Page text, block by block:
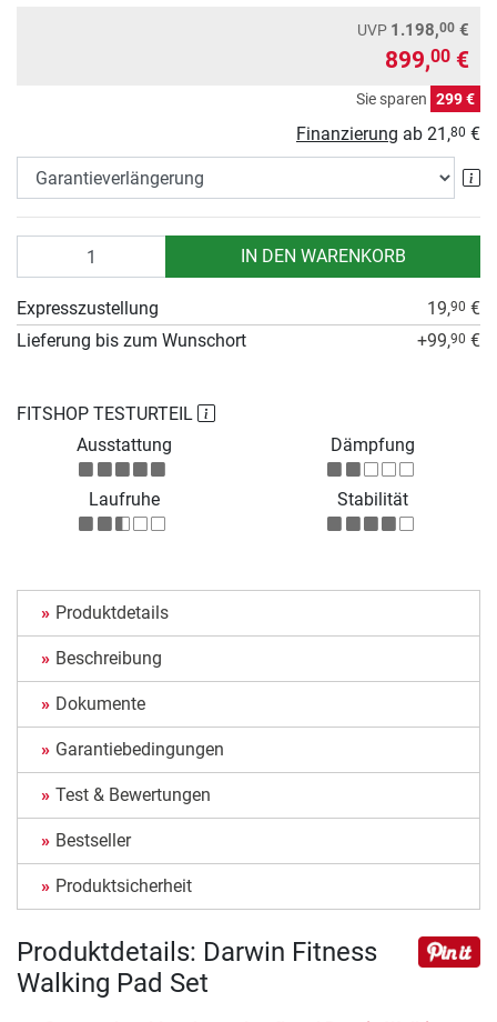
UVP 1.198,00 €
899,00 €
Sie sparen 299 €
Finanzierung ab 21,80 €
IN DEN WARENKORB
FITSHOP TESTURTEIL
Ausstattung
Dämpfung
Laufruhe Stabilität
Expresszustellung 19,90 €
Lieferung bis zum Wunschort
+99,90 €
Produktdetails
Beschreibung
Dokumente
Garantiebedingungen
Test & Bewertungen
Bestseller
Produktsicherheit
Produktdetails: Darwin Fitness
Walking Pad Set